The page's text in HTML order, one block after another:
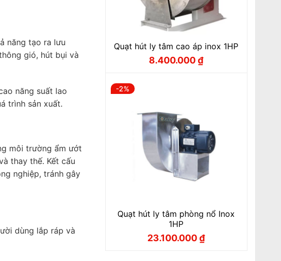
năng tạo ra lưu
gió, hút bụi và
năng suất lao
trình sản xuất.
môi trường ẩm ướt
thay thế. Kết cấu
nghiệp, tránh gây
dùng lắp ráp và
Quạt hút ly tâm cao áp inox 1HP
Giá
8.400.000₫
Giá
-2%
Quạt hút ly tâm phòng nổ Inox
1HP
Giá
23.100.000₫
Giá